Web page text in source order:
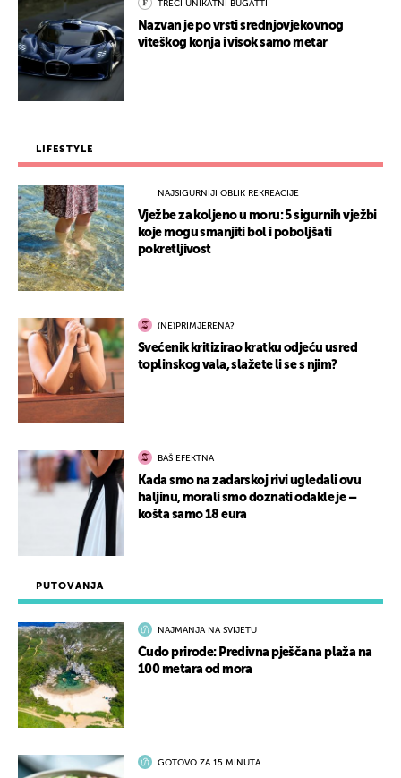
PUTOVANJA
NAJMANJA NA SVIJETU
Čudo prirode: Predivna pješčana plaža na
100 metara od mora
GOTOVO ZA 15 MINUTA
TREĆI UNIKATNI BUGATTI
Nazvan je po vrsti srednjovjekovnog
viteškog konja i visok samo metar
LIFESTYLE
NAJSIGURNIJI OBLIK REKREACIJE
Vježbe za koljeno u moru: 5 sigurnih vježbi
koje mogu smanjiti bol i poboljšati
pokretljivost
(NE)PRIMJERENA?
Svećenik kritizirao kratku odjeću usred
toplinskog vala, slažete li se s njim?
BAŠ EFEKTNA
Kada smo na zadarskoj rivi ugledali ovu
haljinu, morali smo doznati odakle je –
košta samo 18 eura